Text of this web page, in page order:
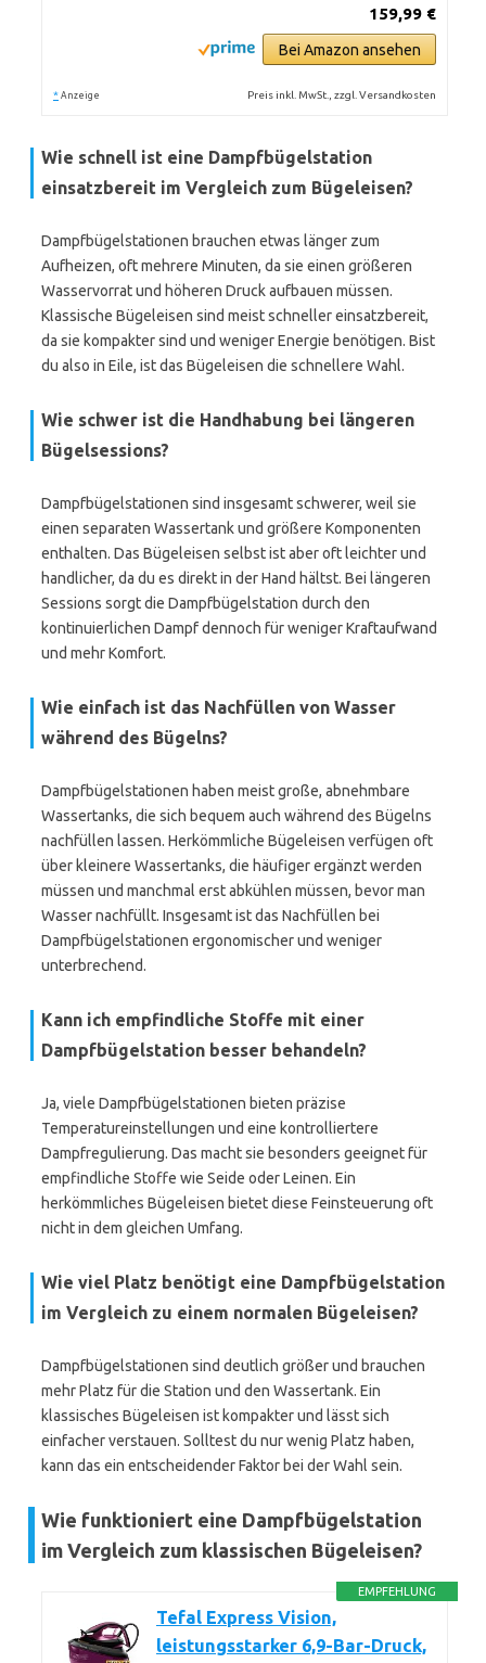
159,99 €
Bei Amazon ansehen
* Anzeige Preis inkl. MwSt., zzgl. Versandkosten
Wie schnell ist eine Dampfbügelstation
einsatzbereit im Vergleich zum Bügeleisen?
Dampfbügelstationen brauchen etwas länger zum
Aufheizen, oft mehrere Minuten, da sie einen größeren
Wasservorrat und höheren Druck aufbauen müssen.
Klassische Bügeleisen sind meist schneller einsatzbereit,
da sie kompakter sind und weniger Energie benötigen. Bist
du also in Eile, ist das Bügeleisen die schnellere Wahl.
Wie schwer ist die Handhabung bei längeren
Bügelsessions?
Dampfbügelstationen sind insgesamt schwerer, weil sie
einen separaten Wassertank und größere Komponenten
enthalten. Das Bügeleisen selbst ist aber oft leichter und
handlicher, da du es direkt in der Hand hältst. Bei längeren
Sessions sorgt die Dampfbügelstation durch den
kontinuierlichen Dampf dennoch für weniger Kraftaufwand
und mehr Komfort.
Wie einfach ist das Nachfüllen von Wasser
während des Bügelns?
Dampfbügelstationen haben meist große, abnehmbare
Wassertanks, die sich bequem auch während des Bügelns
nachfüllen lassen. Herkömmliche Bügeleisen verfügen oft
über kleinere Wassertanks, die häufiger ergänzt werden
müssen und manchmal erst abkühlen müssen, bevor man
Wasser nachfüllt. Insgesamt ist das Nachfüllen bei
Dampfbügelstationen ergonomischer und weniger
unterbrechend.
Kann ich empfindliche Stoffe mit einer
Dampfbügelstation besser behandeln?
Ja, viele Dampfbügelstationen bieten präzise
Temperatureinstellungen und eine kontrolliertere
Dampfregulierung. Das macht sie besonders geeignet für
empfindliche Stoffe wie Seide oder Leinen. Ein
herkömmliches Bügeleisen bietet diese Feinsteuerung oft
nicht in dem gleichen Umfang.
Wie viel Platz benötigt eine Dampfbügelstation
im Vergleich zu einem normalen Bügeleisen?
Dampfbügelstationen sind deutlich größer und brauchen
mehr Platz für die Station und den Wassertank. Ein
klassisches Bügeleisen ist kompakter und lässt sich
einfacher verstauen. Solltest du nur wenig Platz haben,
kann das ein entscheidender Faktor bei der Wahl sein.
Wie funktioniert eine Dampfbügelstation
im Vergleich zum klassischen Bügeleisen?
EMPFEHLUNG
Tefal Express Vision,
leistungsstarker 6,9-Bar-Druck,